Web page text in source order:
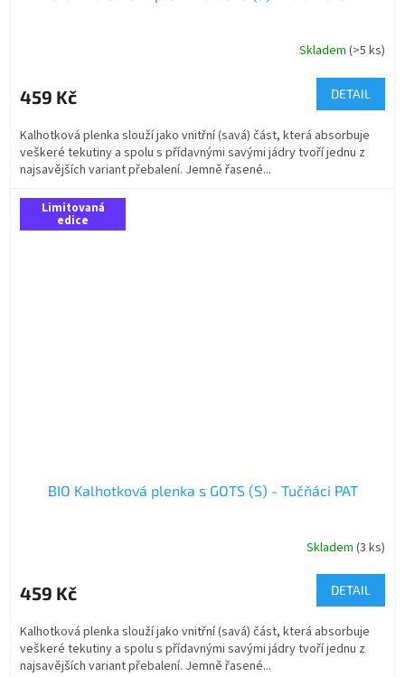
Skladem (>5 ks)
459 Kč DETAIL
Kalhotková plenka slouží jako vnitřní (savá) část, která absorbuje
veškeré tekutiny a spolu s přídavnými savými jádry tvoří jednu z
najsavějších variant přebalení. Jemně řasené...
Limitovaná
edice
BIO Kalhotková plenka s GOTS (S) - Tučňáci PAT
Skladem (3 ks)
459 Kč DETAIL
Kalhotková plenka slouží jako vnitřní (savá) část, která absorbuje
veškeré tekutiny a spolu s přídavnými savými jádry tvoří jednu z
najsavějších variant přebalení. Jemně řasené...